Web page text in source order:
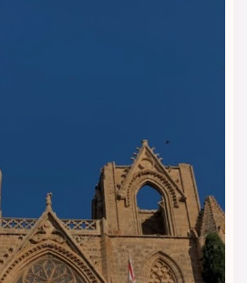
در تمام مراحل سفر، از لحظه رزرو تا
مشاور شما هستیم.
تخفیف‌های ویژه تور وان + اقامت در
با خرید تورهای ترکیبی ویداگشت،
مقرون‌به‌صرفه‌تر خواهد بود.